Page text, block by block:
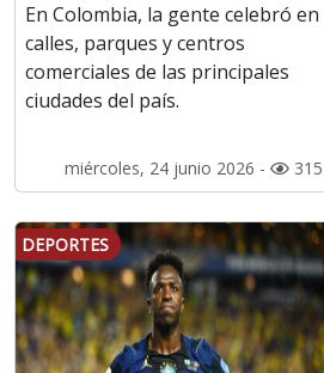
En Colombia, la gente celebró en
calles, parques y centros
comerciales de las principales
ciudades del país.
miércoles, 24 junio 2026 - 315
DEPORTES